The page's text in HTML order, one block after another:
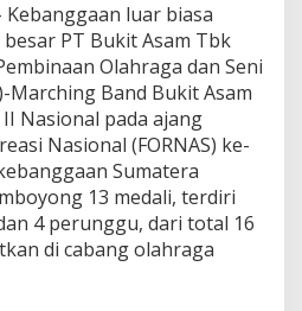
n
d
B
u
k
i
t
A
a
m
U
Kebanggaan luar biasa
PT Bukit Asam Tbk
Olahraga dan Seni
Marching Band Bukit Asam
Nasional pada ajang
Nasional (FORNAS) ke-
Sumatera
13 medali, terdiri
4 perunggu, dari total 16
di cabang olahraga